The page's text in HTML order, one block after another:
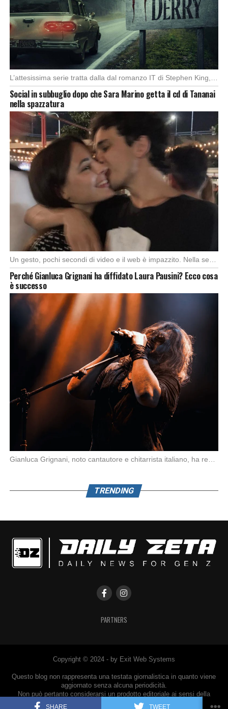
SHARE TWEET
Social in subbuglio dopo che Sara Marino getta il cd di Tananai
nella spazzatura
Perché Gianluca Grignani ha diffidato Laura Pausini? Ecco cosa
è successo
Gianluca Grignani, noto cantautore e chitarrista italiano, ha recentemente inviato una diffida formale a Laura […]
TRENDING
PARTNERS
Copyright © 2024 - by Exit Web Systems
Questo blog non rappresenta una testata giornalistica in quanto viene
aggiornato senza alcuna periodicità.
Non può pertanto considerarsi un prodotto editoriale ai sensi della
legge n° 62 del 7.03.2001.